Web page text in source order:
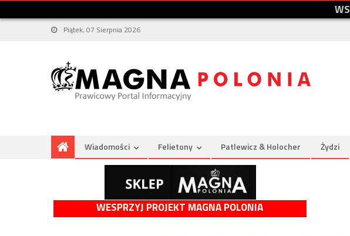
WS
Piątek, 07 Sierpnia 2026
Wiadomości Felietony Patlewicz & Holocher Żydzi
WESPRZYJ PROJEKT MAGNA POLONIA